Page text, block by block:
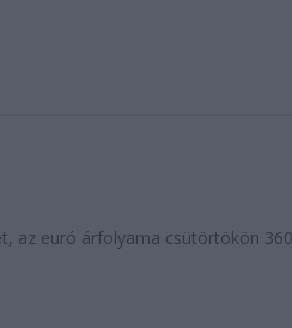
az euró árfolyama csütörtökön